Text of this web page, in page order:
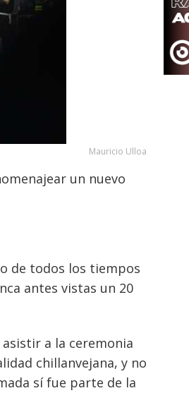
Mauricio Ulloa
un nuevo
de todos los tiempos
antes vistas un 20
a la ceremonia
chillanvejana, y no
sí fue parte de la